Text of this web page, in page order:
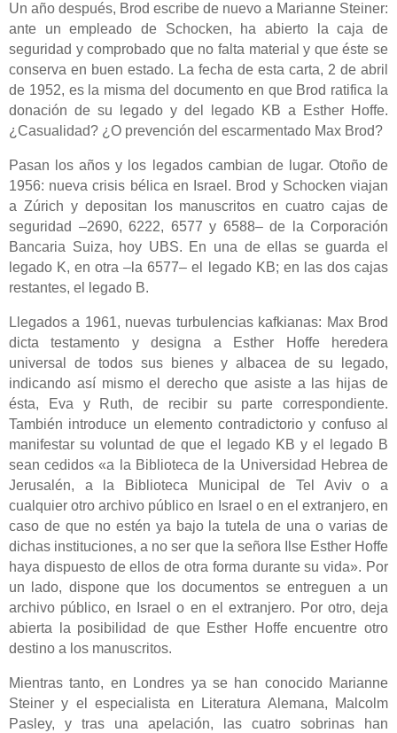
Un año después, Brod escribe de nuevo a Marianne Steiner:
ante un empleado de Schocken, ha abierto la caja de
seguridad y comprobado que no falta material y que éste se
conserva en buen estado. La fecha de esta carta, 2 de abril
de 1952, es la misma del documento en que Brod ratifica la
donación de su legado y del legado KB a Esther Hoffe.
¿Casualidad? ¿O prevención del escarmentado Max Brod?
Pasan los años y los legados cambian de lugar. Otoño de
1956: nueva crisis bélica en Israel. Brod y Schocken viajan
a Zúrich y depositan los manuscritos en cuatro cajas de
seguridad –2690, 6222, 6577 y 6588– de la Corporación
Bancaria Suiza, hoy UBS. En una de ellas se guarda el
legado K, en otra –la 6577– el legado KB; en las dos cajas
restantes, el legado B.
Llegados a 1961, nuevas turbulencias kafkianas: Max Brod
dicta testamento y designa a Esther Hoffe heredera
universal de todos sus bienes y albacea de su legado,
indicando así mismo el derecho que asiste a las hijas de
ésta, Eva y Ruth, de recibir su parte correspondiente.
También introduce un elemento contradictorio y confuso al
manifestar su voluntad de que el legado KB y el legado B
sean cedidos «a la Biblioteca de la Universidad Hebrea de
Jerusalén, a la Biblioteca Municipal de Tel Aviv o a
cualquier otro archivo público en Israel o en el extranjero, en
caso de que no estén ya bajo la tutela de una o varias de
dichas instituciones, a no ser que la señora Ilse Esther Hoffe
haya dispuesto de ellos de otra forma durante su vida». Por
un lado, dispone que los documentos se entreguen a un
archivo público, en Israel o en el extranjero. Por otro, deja
abierta la posibilidad de que Esther Hoffe encuentre otro
destino a los manuscritos.
Mientras tanto, en Londres ya se han conocido Marianne
Steiner y el especialista en Literatura Alemana, Malcolm
Pasley, y tras una apelación, las cuatro sobrinas han